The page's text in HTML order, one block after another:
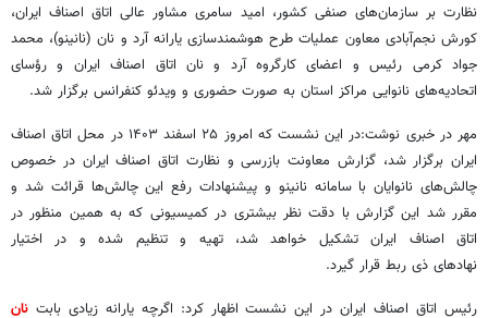
نظارت بر سازمان‌های صنفی کشور، امید سامری مشاور عالی اتاق اصناف ایران،
کورش نجم‌آبادی معاون عملیات طرح هوشمندسازی یارانه آرد و نان (نانینو)، محمد
جواد کرمی رئیس و اعضای کارگروه آرد و نان اتاق اصناف ایران و رؤسای
اتحادیه‌های نانوایی مراکز استان به صورت حضوری و ویدئو کنفرانس برگزار شد.
مهر در خبری نوشت:در این نشست که امروز ۲۵ اسفند ۱۴۰۳ در محل اتاق اصناف
ایران برگزار شد، گزارش معاونت بازرسی و نظارت اتاق اصناف ایران در خصوص
چالش‌های نانوایان با سامانه نانینو و پیشنهادات رفع این چالش‌ها قرائت شد و
مقرر شد این گزارش با دقت نظر بیشتری در کمیسیونی که به همین منظور در
اتاق اصناف ایران تشکیل خواهد شد، تهیه و تنظیم شده و در اختیار
نهادهای ذی ربط قرار گیرد.
رئیس اتاق اصناف ایران در این نشست اظهار کرد: اگرچه یارانه زیادی بابت نان